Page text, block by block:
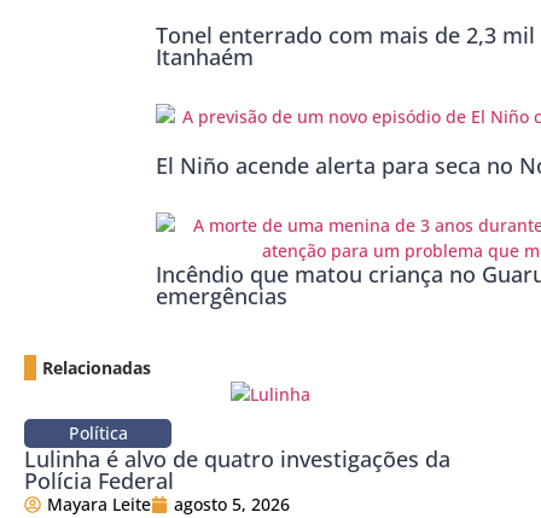
Tonel enterrado com mais de 2,3
Itanhaém
El Niño acende alerta para seca no
Incêndio que matou criança no
emergências
Relacionadas
Política
Lulinha é alvo de quatro investigações da
Polícia Federal
Mayara Leite agosto 5, 2026